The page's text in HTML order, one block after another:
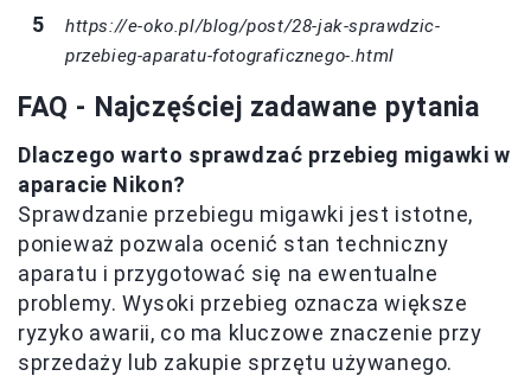
https://e-oko.pl/blog/post/28-jak-sprawdzic-
przebieg-aparatu-fotograficznego-.html
FAQ - Najczęściej zadawane pytania
Dlaczego warto sprawdzać przebieg migawki w
aparacie Nikon?
Sprawdzanie przebiegu migawki jest istotne,
ponieważ pozwala ocenić stan techniczny
aparatu i przygotować się na ewentualne
problemy. Wysoki przebieg oznacza większe
ryzyko awarii, co ma kluczowe znaczenie przy
sprzedaży lub zakupie sprzętu używanego.